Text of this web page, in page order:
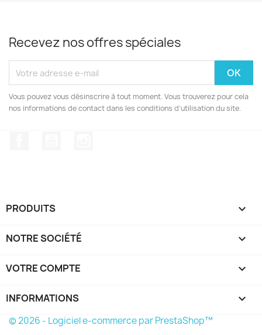
Recevez nos offres spéciales
Vous pouvez vous désinscrire à tout moment. Vous trouverez pour cela
nos informations de contact dans les conditions d'utilisation du site.
PRODUITS 
NOTRE SOCIÉTÉ 
VOTRE COMPTE 
INFORMATIONS keyboard_arrow_down
© 2026 - Logiciel e-commerce par PrestaShop™